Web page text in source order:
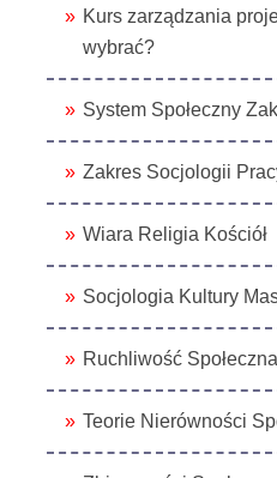
Kurs zarządzania
wybrać?
System Społeczny
Zakres Socjologii
Wiara Religia Kościół
Socjologia Kultury
Ruchliwość Społeczna
Teorie Nierówności